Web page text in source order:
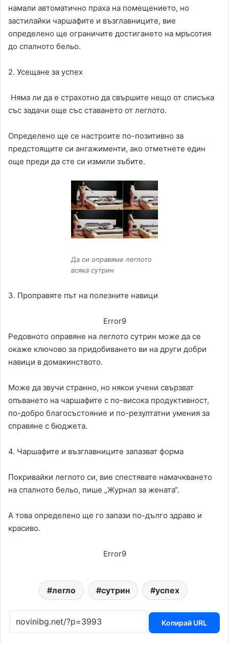
намали автоматично праха на помещението, но
застилайки чаршафите и възглавниците, вие
определено ще ограничите достигането на мръсотия
до спалното бельо.
2. Усещане за успех
Няма ли да е страхотно да свършите нещо от списъка
със задачи още със ставането от леглото.
Определено ще се настроите по-позитивно за
предстоящите си ангажименти, ако отметнете един
още преди да сте си измили зъбите.
Да си оправяме леглото
всяка сутрин
3. Проправяте път на полезните навици
Error9
Редовното оправяне на леглото сутрин може да се
окаже ключово за придобиването ви на други добри
навици в домакинството.
Може да звучи странно, но някои учени свързват
опъването на чаршафите с по-висока продуктивност,
по-добро благосъстояние и по-резултатни умения за
справяне с бюджета.
4. Чаршафите и възглавниците запазват форма
Покривайки леглото си, вие спестявате намачкването
на спалното бельо, пише „Журнал за жената“.
А това определено ще го запази по-дълго здраво и
красиво.
Error9
легло сутрин успех
Копирай URL